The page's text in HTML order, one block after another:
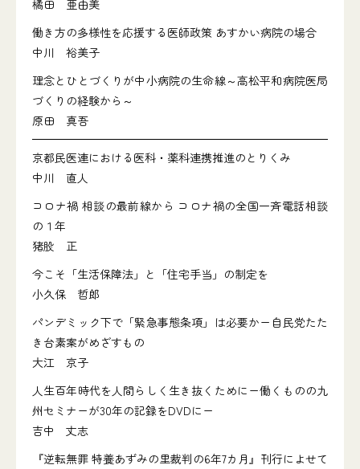
橘田 亜由美
働き方の多様性を応援する医師政策 あすかい病院の場合
中川 裕美子
理念とひとづくりが中小病院の生命線～高松平和病院医局
づくりの経験から～
原田 真吾
京都民医連における医科・薬科連携推進のとりくみ
中川 直人
コロナ禍 相談の最前線から コロナ禍の全国一斉電話相談
の１年
猪股 正
今こそ「生活保障法」と「住宅手当」の制定を
小久保 哲郎
パンデミック下で「緊急事態条項」は必要かー自民党たた
き台素案がめざすもの
大江 京子
人生百年時代を人間らしく生き抜くためにー働くものの九
州セミナーが30年の記録をDVDにー
吉中 丈志
『逆転無罪 特養あずみの里裁判の6年7カ月』刊行によせて